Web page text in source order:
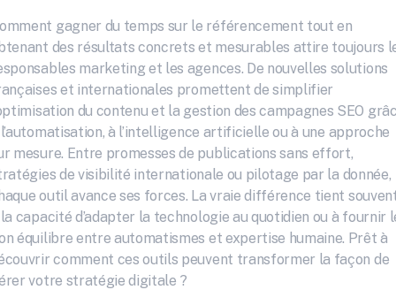
gagner du temps sur le référencement tout en
des résultats concrets et mesurables attire toujours
marketing et les agences. De nouvelles solutions
et internationales promettent de simplifier
du contenu et la gestion des campagnes SEO
à l’intelligence artificielle ou à une approche
mesure. Entre promesses de publications sans effort,
de visibilité internationale ou pilotage par la donnée,
outil avance ses forces. La vraie différence tient
capacité d’adapter la technologie au quotidien ou à fournir
équilibre entre automatismes et expertise humaine. Prêt à
comment ces outils peuvent transformer la façon de
votre stratégie digitale ?